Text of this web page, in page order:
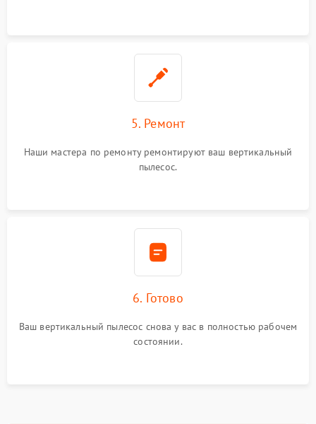
5. Ремонт
Наши мастера по ремонту ремонтируют ваш вертикальный
пылесос.
6. Готово
Ваш вертикальный пылесос снова у вас в полностью рабочем
состоянии.